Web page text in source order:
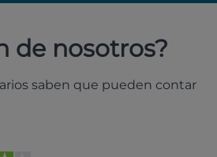
de nosotros?
saben que pueden contar